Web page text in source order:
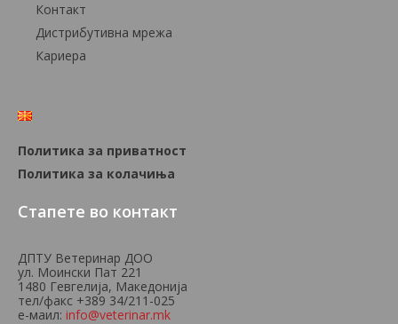
Контакт
Дистрибутивна мрежа
Кариера
Политика за приватност
Политика за колачиња
Стапете во контакт
ДПТУ Ветеринар ДОО
ул. Моински Пат 221
1480 Гевгелија, Македонија
тел/факс +389 34/211-025
е-маил: info@veterinar.mk